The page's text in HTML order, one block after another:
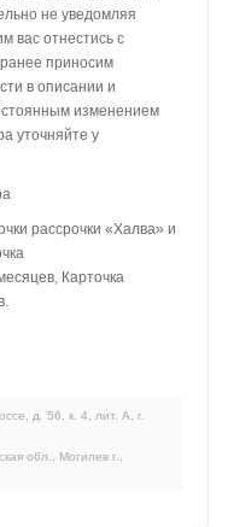
не уведомляя
вас отнестись с
приносим
в описании и
изменением
уточняйте у
рассрочки «Халва» и
Карточка
д. 56, к. 4, лит. А, г.
обл., Могилев г.,